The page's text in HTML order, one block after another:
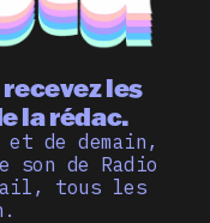
les
la rédac.
et de demain,
son de Radio
tous les